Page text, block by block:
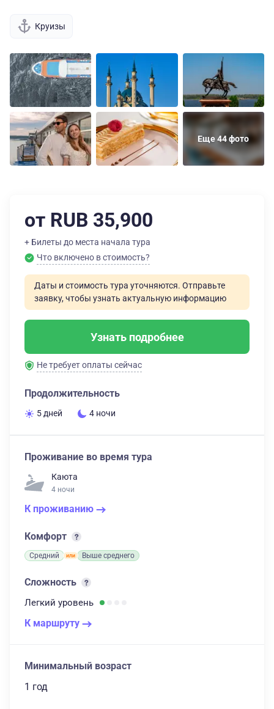
Круизы
Еще 44 фото
от RUB 35,900
+ Билеты до места начала тура
Что включено в стоимость?
Даты и стоимость тура уточняются. Отправьте
заявку, чтобы узнать актуальную информацию
Узнать подробнее
Не требует оплаты сейчас
Продолжительность
5 дней 4 ночи
Проживание во время тура
Каюта
4 ночи
К проживанию
Комфорт
Средний Выше среднего
Сложность
Легкий уровень
К маршруту
Минимальный возраст
1 год